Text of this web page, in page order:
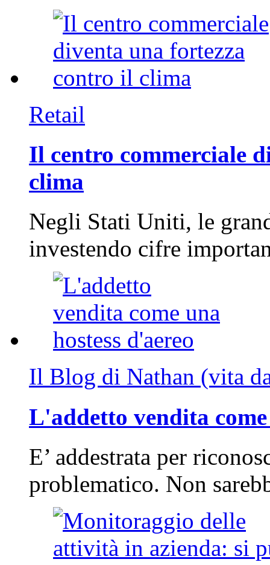
Retail
Il centro commerciale
clima
Negli Stati Uniti, le
investendo cifre
Il Blog di Nathan (vita
L'addetto vendita
E’ addestrata per
problematico. Non